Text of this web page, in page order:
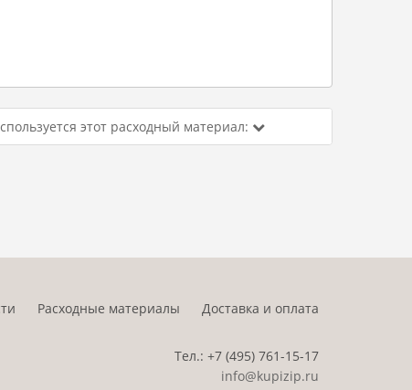
этот расходный материал:
Расходные материалы Доставка и оплата
Тел.: +7 (495) 761-15-17
info@kupizip.ru